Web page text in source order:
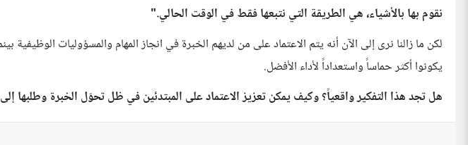
نقوم بها بالأشياء، هي الطريقة التي نتبعها فقط في الوقت الحالي."
لكن ما زالنا نرى إلى الآن أنه يتم الاعتماد على من لديهم الخبرة في انجاز المهام والمسؤوليات الوظيفية
يكونوا أكثر حماساً واستعداداً لأداء الأفضل.
هل تجد هذا التفكير واقعياً؟ وكيف يمكن تعزيز الاعتماد على المبتدئين في ظل تحوّل الخبرة وطلبها